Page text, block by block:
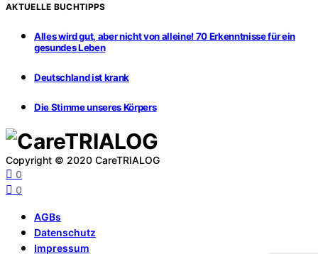
AKTUELLE BUCHTIPPS
Alles wird gut, aber nicht von alleine! 70 Erkenntnisse für ein
gesundes Leben
Deutschland ist krank
Die Stimme unseres Körpers
Copyright © 2020 CareTRIALOG
0
0
AGBs
Datenschutz
Impressum